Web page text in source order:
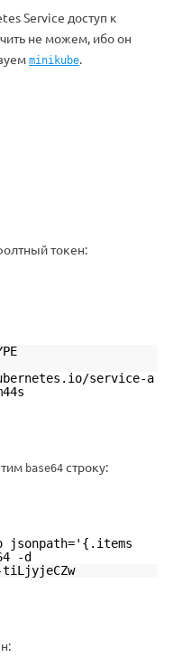
Service доступ к
не можем, ибо он
minikube.
токен:
service-a
base64 строку:
jsonpath='{.items
-d
tiLjyjeCZw